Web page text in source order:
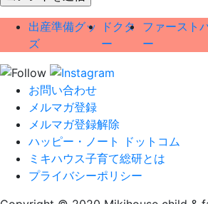
出産準備グッ
ズ
ドクタ
ー
ファースト
ー
お問い合わせ
メルマガ登録
メルマガ登録解除
ハッピー・ノート ドットコム
ミキハウス子育て総研とは
プライバシーポリシー